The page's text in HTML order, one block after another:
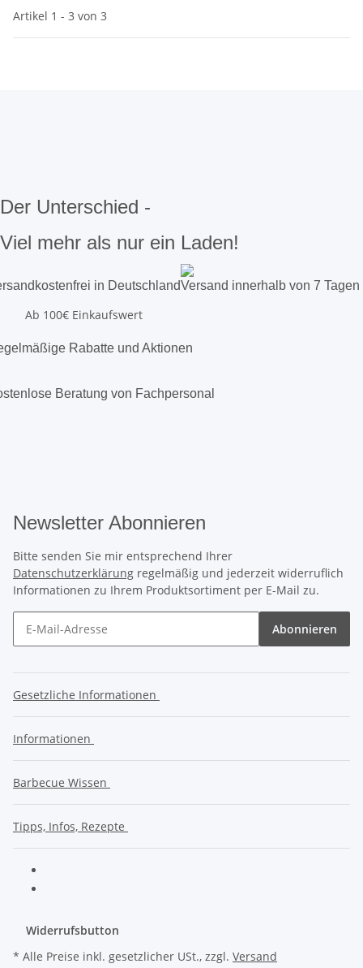
Artikel 1 - 3 von 3
Der Unterschied -
Viel mehr als nur ein Laden!
in Deutschland
Ab 100€ Einkaufswert
Versand innerhalb von 7 Tagen
Rabatte und Aktionen
Beratung von Fachpersonal
Newsletter Abonnieren
Bitte senden Sie mir entsprechend Ihrer
Datenschutzerklärung regelmäßig und jederzeit widerruflich
Informationen zu Ihrem Produktsortiment per E-Mail zu.
Abonnieren
Gesetzliche Informationen
Informationen
Barbecue Wissen
Tipps, Infos, Rezepte
Widerrufsbutton
* Alle Preise inkl. gesetzlicher USt., zzgl. Versand